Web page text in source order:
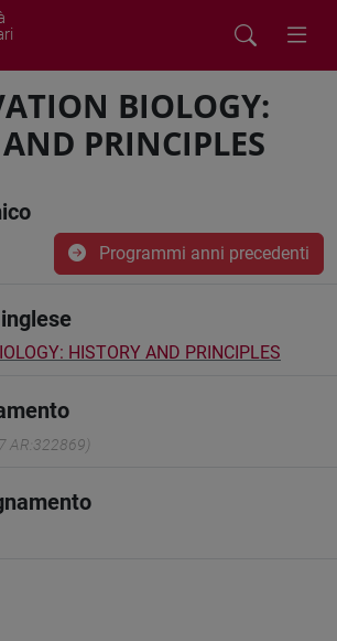
BIOLOGY:
PRINCIPLES
Programmi anni precedenti
HISTORY AND PRINCIPLES
AR:322869)